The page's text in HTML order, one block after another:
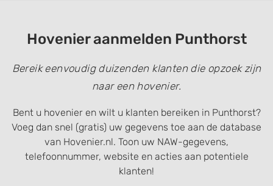
Hovenier aanmelden Punthorst
Bereik eenvoudig duizenden klanten die opzoek zijn
naar een hovenier.
Bent u hovenier en wilt u klanten bereiken in Punthorst?
Voeg dan snel (gratis) uw gegevens toe aan de database
van Hovenier.nl. Toon uw NAW-gegevens,
telefoonnummer, website en acties aan potentiele
klanten!